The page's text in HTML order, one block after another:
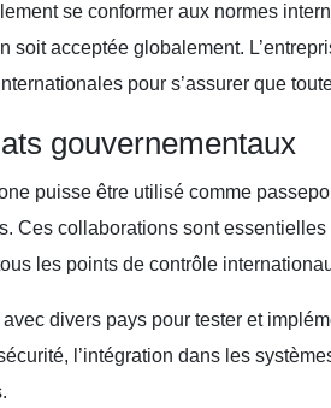
se conformer aux normes
soit acceptée globalement.
pour s’assurer que
gouvernementaux
puisse être utilisé comme
Ces collaborations sont
les points de contrôle
divers pays pour tester et
l’intégration dans les